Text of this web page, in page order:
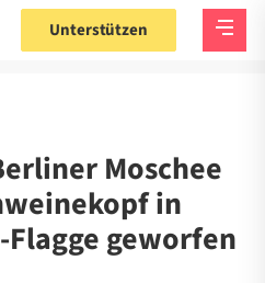
Unterstützen
Moschee
in
geworfen